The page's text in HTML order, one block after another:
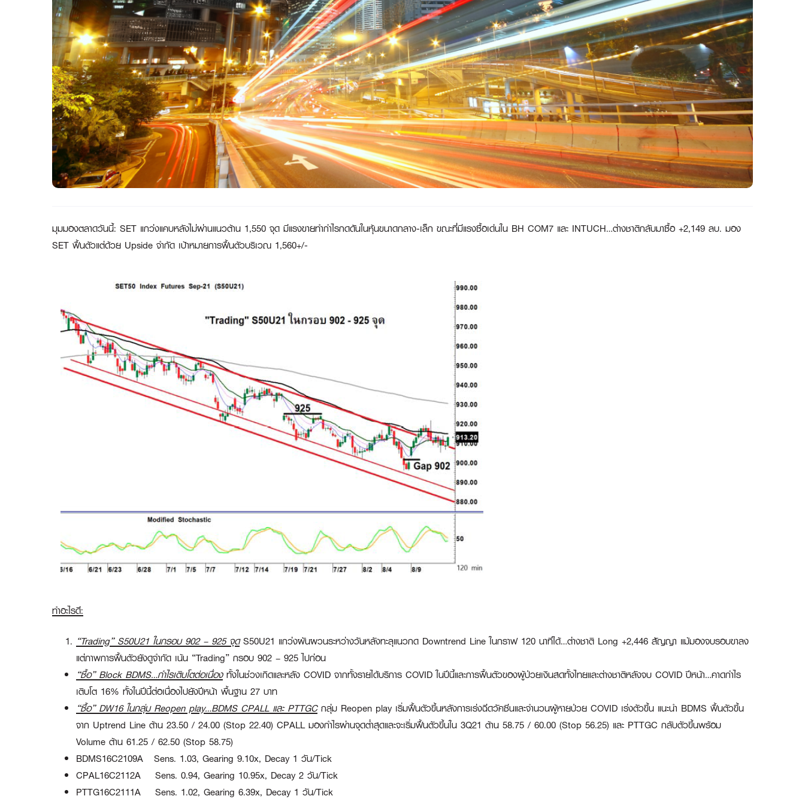
มุมมองตลาดวันนี้: SET แกว่งแคบหลังไม่ผ่านแนวต้าน 1,550 จุด มีแรงขายทำกำไรกดดันในหุ้นขนาดกลาง-เล็ก ขณะที่มีแรงซื้อเด่นใน BH COM7 และ INTUCH…ต่างชาติกลับมาซื้อ +2,149 ลบ. มอง
SET ฟื้นตัวแต่ด้วย Upside จำกัด เป้าหมายการฟื้นตัวบริเวณ 1,560+/-
ทำอะไรดี:
“Trading” S50U21 ในกรอบ 902 – 925 จุดS50U21 แกว่งผันผวนระหว่างวันหลังทะลุแนวกด Downtrend Line ในกราฟ 120 นาทีได้…ต่างชาติ Long +2,446 สัญญา แม้มองจบรอบขาลง
แต่ภาพการฟื้นตัวยังดูจำกัด เน้น “Trading” กรอบ 902 – 925 ไปก่อน
“ซื้อ”Block BDMS…กำไรเติบโตต่อเนื่องทั้งในช่วงเกิดและหลัง COVID จากทั้งรายได้บริการ COVID ในปีนี้และการฟื้นตัวของผู้ป่วยเงินสดทั้งไทยและต่างชาติหลังจบ COVID ปีหน้า…คาดกำไร
เติบโต 16% ทั้งในปีนี้ต่อเนื่องไปยังปีหน้า พื้นฐาน 27 บาท
“ซื้อ”DW16 ในกลุ่ม Reopen play…BDMS CPALL และ PTTGC กลุ่ม Reopen play เริ่มฟื้นตัวขึ้นหลังการเร่งฉีดวัคซีนและจำนวนผู้หายป่วย COVID เร่งตัวขึ้น แนะนำ BDMS ฟื้นตัวขึ้น
จาก Uptrend Line ต้าน 23.50 / 24.00 (Stop 22.40) CPALLมองกำไรผ่านจุดต่ำสุดและจะเริ่มฟื้นตัวขึ้นใน 3Q21 ต้าน 58.75 / 60.00 (Stop 56.25) และ PTTGC กลับตัวขึ้นพร้อม
Volume ต้าน 61.25 / 62.50 (Stop 58.75)
BDMS16C2109A Sens. 1.03, Gearing 9.10x, Decay 1 วัน/Tick
CPAL16C2112A Sens. 0.94, Gearing 10.95x, Decay 2 วัน/Tick
PTTG16C2111A Sens. 1.02, Gearing 6.39x, Decay 1 วัน/Tick